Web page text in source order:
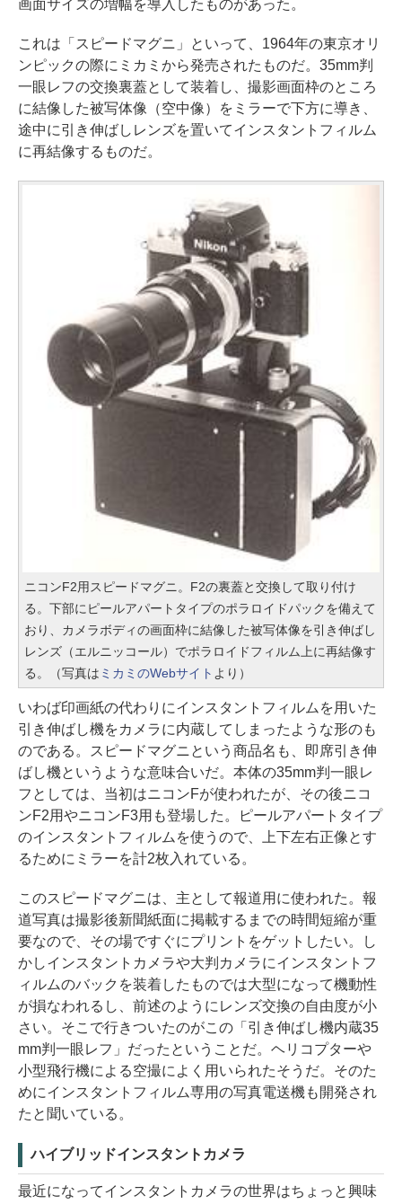
画面サイズの増幅を導入したものがあった。
これは「スピードマグニ」といって、1964年の東京オリ
ンピックの際にミカミから発売されたものだ。35mm判
一眼レフの交換裏蓋として装着し、撮影画面枠のところ
に結像した被写体像（空中像）をミラーで下方に導き、
途中に引き伸ばしレンズを置いてインスタントフィルム
に再結像するものだ。
ニコンF2用スピードマグニ。F2の裏蓋と交換して取り付け
る。下部にピールアパートタイプのポラロイドパックを備えて
おり、カメラボディの画面枠に結像した被写体像を引き伸ばし
レンズ（エルニッコール）でポラロイドフィルム上に再結像す
る。（写真は ミカミのWebサイト より）
いわば印画紙の代わりにインスタントフィルムを用いた
引き伸ばし機をカメラに内蔵してしまったような形のも
のである。スピードマグニという商品名も、即席引き伸
ばし機というような意味合いだ。本体の35mm判一眼レ
フとしては、当初はニコンFが使われたが、その後ニコ
ンF2用やニコンF3用も登場した。ピールアパートタイプ
のインスタントフィルムを使うので、上下左右正像とす
るためにミラーを計2枚入れている。
このスピードマグニは、主として報道用に使われた。報
道写真は撮影後新聞紙面に掲載するまでの時間短縮が重
要なので、その場ですぐにプリントをゲットしたい。し
かしインスタントカメラや大判カメラにインスタントフ
ィルムのバックを装着したものでは大型になって機動性
が損なわれるし、前述のようにレンズ交換の自由度が小
さい。そこで行きついたのがこの「引き伸ばし機内蔵35
mm判一眼レフ」だったということだ。ヘリコプターや
小型飛行機による空撮によく用いられたそうだ。そのた
めにインスタントフィルム専用の写真電送機も開発され
たと聞いている。
ハイブリッドインスタントカメラ
最近になってインスタントカメラの世界はちょっと興味